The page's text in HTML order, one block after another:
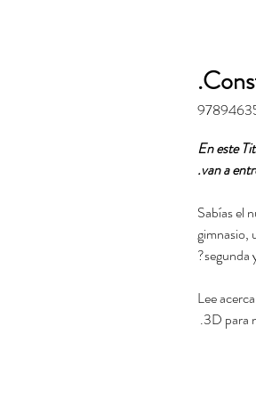
En este
van a
¿Sabías
gimnasio,
segunda
Lee
3D para